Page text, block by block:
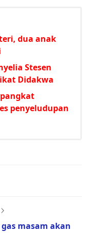
dua anak
Stesen
Didakwa
penyeludupan
masam akan